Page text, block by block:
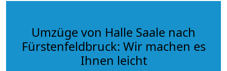
Umzüge von Halle Saale nach
Fürstenfeldbruck: Wir machen es
Ihnen leicht